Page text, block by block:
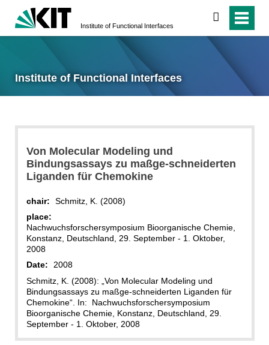
Institute of Functional Interfaces
search
Institute of Functional Interfaces
Von Molecular Modeling und
Bindungsassays zu maßge-schneiderten
Liganden für Chemokine
chair:
Schmitz, K. (2008)
place:
Nachwuchsforschersymposium Bioorganische Chemie,
Konstanz, Deutschland, 29. September - 1. Oktober,
2008
Date:
2008
Schmitz, K. (2008): „Von Molecular Modeling und
Bindungsassays zu maßge-schneiderten Liganden für
Chemokine“. In: Nachwuchsforschersymposium
Bioorganische Chemie, Konstanz, Deutschland, 29.
September - 1. Oktober, 2008